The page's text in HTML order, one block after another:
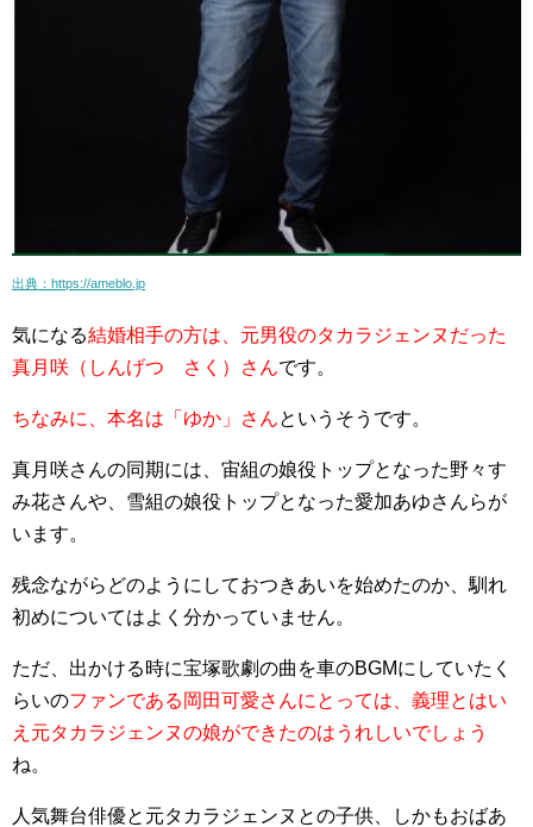
出典：https://ameblo.jp
気になる結婚相手の方は、元男役のタカラジェンヌだった
真月咲（しんげつ さく）さんです。
ちなみに、本名は「ゆか」さんというそうです。
真月咲さんの同期には、宙組の娘役トップとなった野々す
み花さんや、雪組の娘役トップとなった愛加あゆさんらが
います。
残念ながら どのようにしておつきあいを始めたのか、馴れ
初めについてはよく分かっていません。
ただ、出かける時に宝塚歌劇の曲を車のBGMにしていたく
らいのファンである岡田可愛さんにとっては、義理とはい
え元タカラジェンヌの娘ができたのはうれしいでしょう
ね。
人気舞台俳優と元タカラジェンヌとの子供、しかもおばあ